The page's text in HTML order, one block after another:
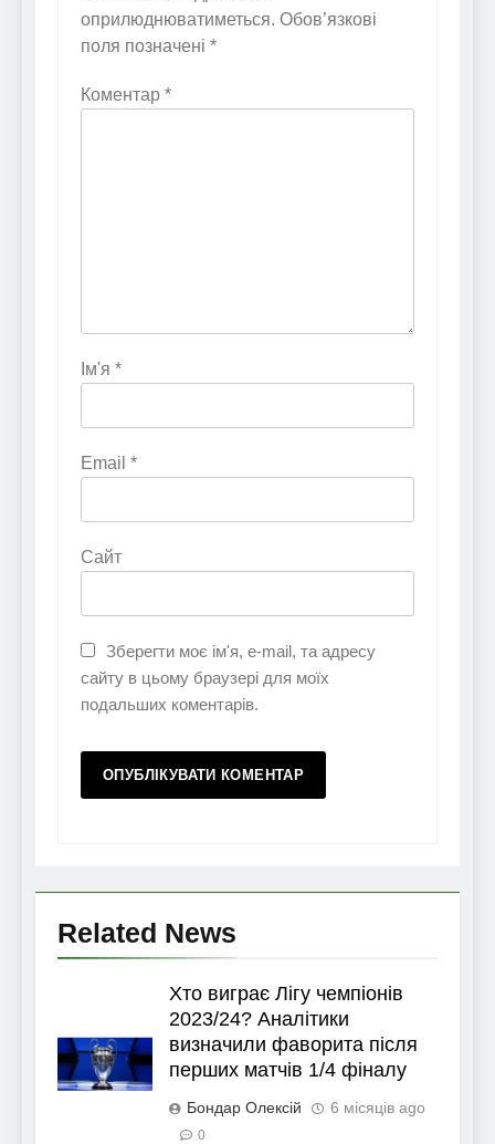
оприлюднюватиметься. Обов’язкові
поля позначені *
Коментар *
Ім'я *
Email *
Сайт
Зберегти моє ім'я, e-mail, та адресу
сайту в цьому браузері для моїх
подальших коментарів.
Related News
Хто виграє Лігу чемпіонів
2023/24? Аналітики
визначили фаворита після
перших матчів 1/4 фіналу
Бондар Олексій 6 місяців ago
0